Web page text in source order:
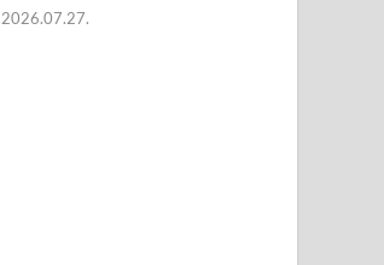
2026.07.27.